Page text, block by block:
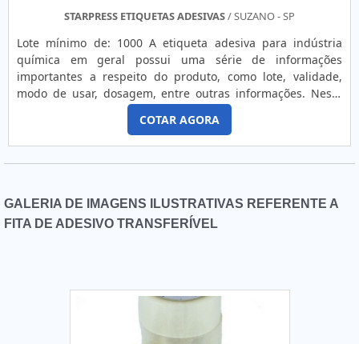
STARPRESS ETIQUETAS ADESIVAS/ SUZANO - SP
Lote mínimo de: 1000 A etiqueta adesiva para indústria
química em geral possui uma série de informações
importantes a respeito do produto, como lote, validade,
modo de usar, dosagem, entre outras informações. Neste
sentido, as etiquetas para indústria podem ser
encomendadas pela melhor empresa do mercado com
números, textos, código de barras, impressão reversa,
impressão na cola, imagens/figuras e dados em sequência,
COTAR AGORA
GALERIA DE IMAGENS ILUSTRATIVAS REFERENTE A
FITA DE ADESIVO TRANSFERÍVEL